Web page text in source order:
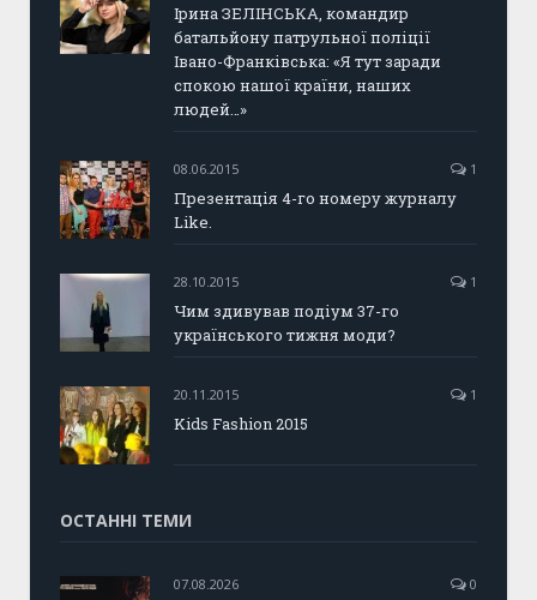
Ірина ЗЕЛІНСЬКА, командир
батальйону патрульної поліції
Івано-Франківська: «Я тут заради
спокою нашої країни, наших
людей…»
08.06.2015 1
Презентація 4-го номеру журналу
Like.
28.10.2015 1
Чим здивував подіум 37-го
українського тижня моди?
20.11.2015 1
Kids Fashion 2015
ОСТАННІ ТЕМИ
07.08.2026 0